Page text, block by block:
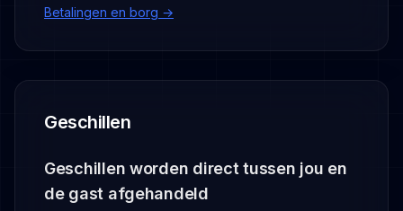
Betalingen en borg →
Geschillen
Geschillen worden direct tussen jou en
de gast afgehandeld